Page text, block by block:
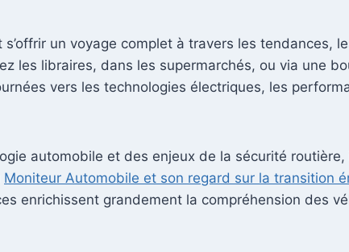
un voyage complet à travers les tendances,
les libraires, dans les supermarchés, ou via une
vers les technologies électriques, les
automobile et des enjeux de la sécurité
Moniteur Automobile et son regard sur la transition
enrichissent grandement la compréhension des